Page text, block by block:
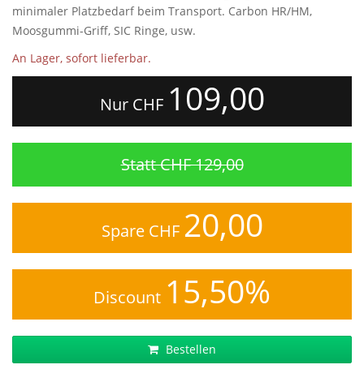
minimaler Platzbedarf beim Transport. Carbon HR/HM,
Moosgummi-Griff, SIC Ringe, usw.
An Lager, sofort lieferbar.
Nur CHF 109,00
Statt CHF 129,00
Spare CHF 20,00
Discount 15,50%
Bestellen